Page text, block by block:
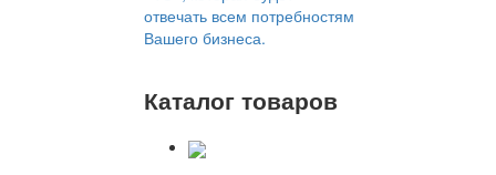
отвечать всем потребностям
Вашего бизнеса.
Каталог товаров